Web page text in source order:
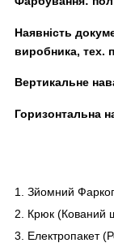
Наявність
виробника, тех.
Вертикальне
Горизонтальна
1. Зйомний
2. Крюк (Кований
3. Електропакет